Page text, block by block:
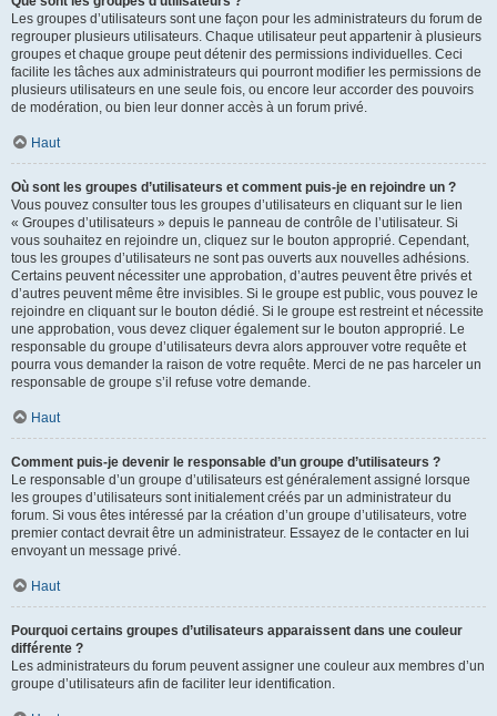
Les groupes d’utilisateurs sont une façon pour les administrateurs du forum de
regrouper plusieurs utilisateurs. Chaque utilisateur peut appartenir à plusieurs
groupes et chaque groupe peut détenir des permissions individuelles. Ceci
facilite les tâches aux administrateurs qui pourront modifier les permissions de
plusieurs utilisateurs en une seule fois, ou encore leur accorder des pouvoirs
de modération, ou bien leur donner accès à un forum privé.
Haut
Où sont les groupes d’utilisateurs et comment puis-je en rejoindre un ?
Vous pouvez consulter tous les groupes d’utilisateurs en cliquant sur le lien
« Groupes d’utilisateurs » depuis le panneau de contrôle de l’utilisateur. Si
vous souhaitez en rejoindre un, cliquez sur le bouton approprié. Cependant,
tous les groupes d’utilisateurs ne sont pas ouverts aux nouvelles adhésions.
Certains peuvent nécessiter une approbation, d’autres peuvent être privés et
d’autres peuvent même être invisibles. Si le groupe est public, vous pouvez le
rejoindre en cliquant sur le bouton dédié. Si le groupe est restreint et nécessite
une approbation, vous devez cliquer également sur le bouton approprié. Le
responsable du groupe d’utilisateurs devra alors approuver votre requête et
pourra vous demander la raison de votre requête. Merci de ne pas harceler un
responsable de groupe s’il refuse votre demande.
Haut
Comment puis-je devenir le responsable d’un groupe d’utilisateurs ?
Le responsable d’un groupe d’utilisateurs est généralement assigné lorsque
les groupes d’utilisateurs sont initialement créés par un administrateur du
forum. Si vous êtes intéressé par la création d’un groupe d’utilisateurs, votre
premier contact devrait être un administrateur. Essayez de le contacter en lui
envoyant un message privé.
Haut
Pourquoi certains groupes d’utilisateurs apparaissent dans une couleur
différente ?
Les administrateurs du forum peuvent assigner une couleur aux membres d’un
groupe d’utilisateurs afin de faciliter leur identification.